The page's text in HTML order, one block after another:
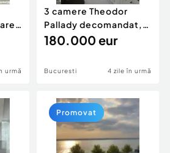
urmă
3 camere Theodor
Pallady decomandat,
centrală, et. 3, an 20
180.000 eur
Bucuresti 4 zile în urmă
Promovat